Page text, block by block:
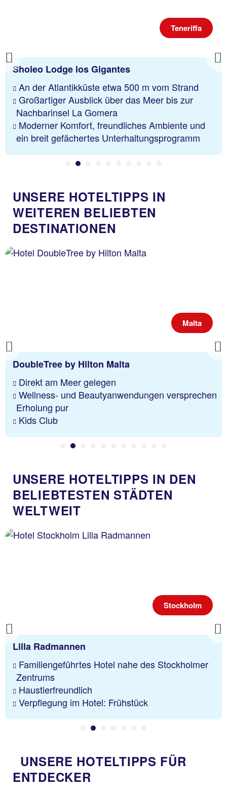
Previous
Teneriffa
Sholeo Lodge los Gigantes
An der Atlantikküste etwa 500 m vom Strand
Großartiger Ausblick über das Meer bis zur
Nachbarinsel La Gomera
Moderner Komfort, freundliches Ambiente und
ein breit gefächertes Unterhaltungsprogramm
UNSERE HOTELTIPPS IN
WEITEREN BELIEBTEN
DESTINATIONEN
Previous
Malta
DoubleTree by Hilton Malta
Direkt am Meer gelegen
Wellness- und Beautyanwendungen versprechen
Erholung pur
Kids Club
UNSERE HOTELTIPPS IN DEN
BELIEBTESTEN STÄDTEN
WELTWEIT
Previous
Stockholm
Lilla Radmannen
Familiengeführtes Hotel nahe des Stockholmer
Zentrums
Haustierfreundlich
Verpflegung im Hotel: Frühstück
UNSERE HOTELTIPPS FÜR
ENTDECKER